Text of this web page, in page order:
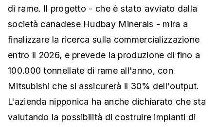
di rame. Il progetto - che è stato avviato dalla
società canadese Hudbay Minerals - mira a
finalizzare la ricerca sulla commercializzazione
entro il 2026, e prevede la produzione di fino a
100.000 tonnellate di rame all'anno, con
Mitsubishi che si assicurerà il 30% dell'output.
L'azienda nipponica ha anche dichiarato che sta
valutando la possibilità di costruire impianti di